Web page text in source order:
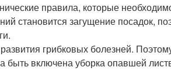
правила, которые
становится загущение посадок,
грибковых болезней.
быть включена уборка опавшей